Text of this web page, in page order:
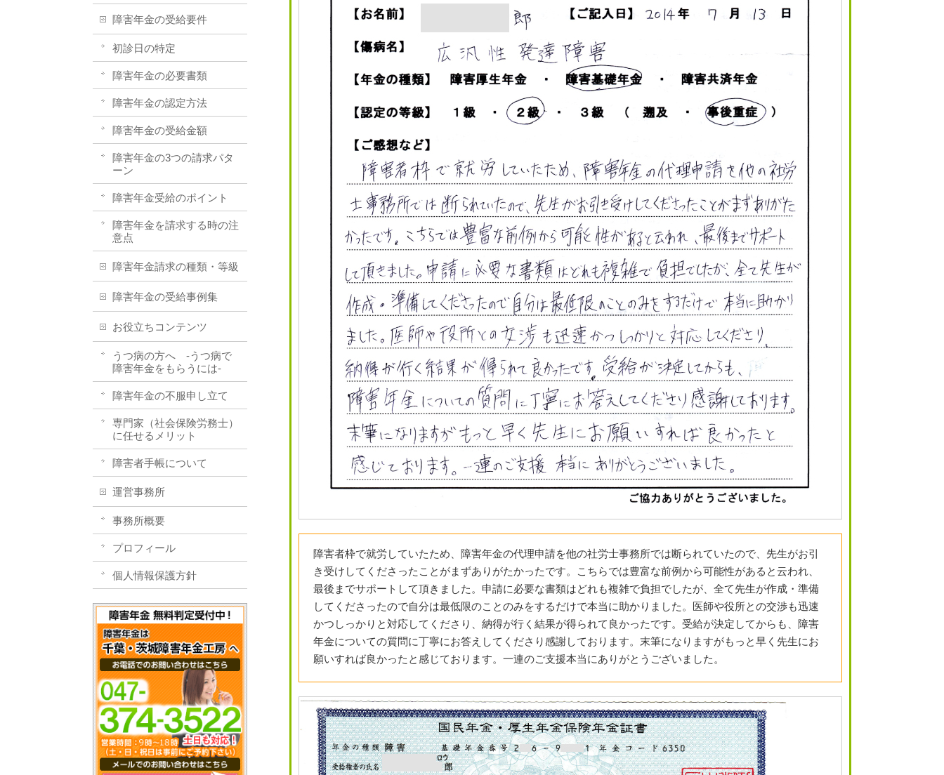
障害者枠で就労していたため、障害年金の代理申請を他の社労士事務所では断られていたので、先生がお引
き受けしてくださったことがまずありがたかったです。こちらでは豊富な前例から可能性があると云われ、
最後までサポートして頂きました。申請に必要な書類はどれも複雑で負担でしたが、全て先生が作成・準備
してくださったので自分は最低限のことのみをするだけで本当に助かりました。医師や役所との交渉も迅速
かつしっかりと対応してくださり、納得が行く結果が得られて良かったです。受給が決定してからも、障害
年金についての質問に丁寧にお答えしてくださり感謝しております。末筆になりますがもっと早く先生にお
願いすれば良かったと感じております。一連のご支援本当にありがとうございました。
障害年金の受給要件
初診日の特定
障害年金の必要書類
障害年金の認定方法
障害年金の受給金額
障害年金の3つの請求パタ
ーン
障害年金受給のポイント
障害年金を請求する時の注
意点
障害年金請求の種類・等級
障害年金の受給事例集
お役立ちコンテンツ
うつ病の方へ -うつ病で
障害年金をもらうには-
障害年金の不服申し立て
専門家（社会保険労務士）
に任せるメリット
障害者手帳について
運営事務所
事務所概要
プロフィール
個人情報保護方針